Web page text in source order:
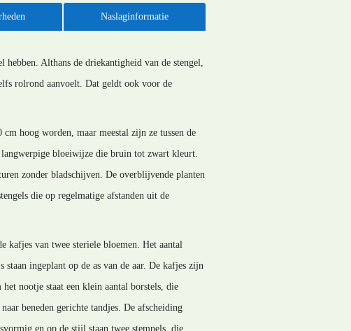
Naslaginformatie
Althans de driekantigheid van de stengel,
rolrond aanvoelt. Dat geldt ook voor de
hoog worden, maar meestal zijn ze tussen de
bloeiwijze die bruin tot zwart kleurt.
zonder bladschijven. De overblijvende planten
die op regelmatige afstanden uit de
kafjes van twee steriele bloemen. Het aantal
ingeplant op de as van de aar. De kafjes zijn
nootje staat een klein aantal borstels, die
beneden gerichte tandjes. De afscheiding
en op de stijl staan twee stempels, die